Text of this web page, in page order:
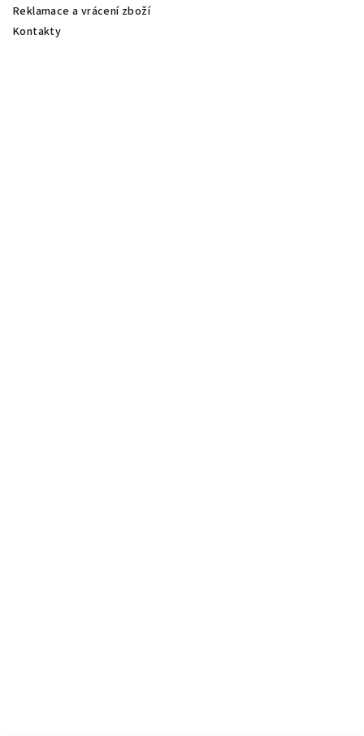
Reklamace a vrácení zboží
Kontakty